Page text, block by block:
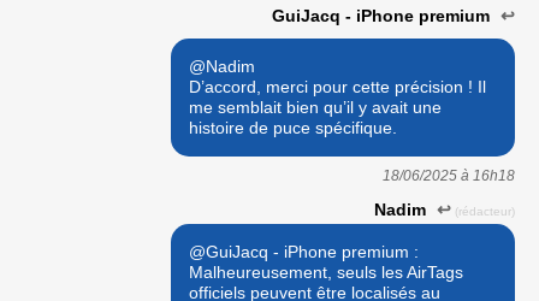
GuiJacq - iPhone premium ↩
@Nadim
D’accord, merci pour cette précision ! Il
me semblait bien qu’il y avait une
histoire de puce spécifique.
18/06/2025 à 16h18
Nadim ↩ (rédacteur)
@GuiJacq - iPhone premium :
Malheureusement, seuls les AirTags
officiels peuvent être localisés au